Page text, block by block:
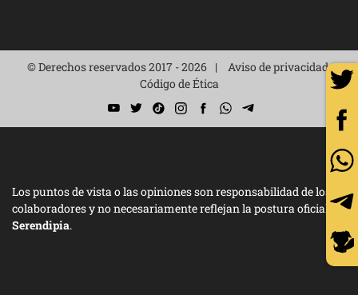
© Derechos reservados 2017 - 2026
Aviso de privacidad
Código de Ética
Los puntos de vista o las opiniones son responsabilidad de los
colaboradores y no necesariamente reflejan la postura oficial de
Serendipia.